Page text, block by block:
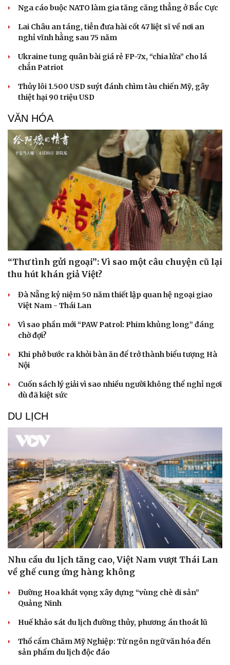
Du lịch
Tư vấn
check-in
Podcast
Cửa sổ tình yêu
Nga cáo buộc NATO làm gia tăng căng thẳng ở Bắc Cực
Lai Châu an táng, tiễn đưa hài cốt 47 liệt sĩ về nơi an
nghỉ vĩnh hằng sau 75 năm
Ukraine tung quân bài giá rẻ FP-7x, “chia lửa” cho lá
chắn Patriot
Thủy lôi 1.500 USD suýt đánh chìm tàu chiến Mỹ, gây
thiệt hại 90 triệu USD
VĂN HÓA
“Thư tình gửi ngoại”: Vì sao một câu chuyện cũ lại
thu hút khán giả Việt?
Đà Nẵng kỷ niệm 50 năm thiết lập quan hệ ngoại giao
Việt Nam - Thái Lan
Vì sao phần mới “PAW Patrol: Phim khủng long” đáng
chờ đợi?
Khi phở bước ra khỏi bàn ăn để trở thành biểu tượng Hà
Nội
Cuốn sách lý giải vì sao nhiều người không thể nghỉ ngơi
dù đã kiệt sức
DU LỊCH
Nhu cầu du lịch tăng cao, Việt Nam vượt Thái Lan
về ghế cung ứng hàng không
Đường Hoa khát vọng xây dựng “vùng chè di sản”
Quảng Ninh
Huế khảo sát du lịch đường thủy, phương án thoát lũ
Thổ cẩm Chăm Mỹ Nghiệp: Từ ngôn ngữ văn hóa đến
sản phẩm du lịch độc đáo